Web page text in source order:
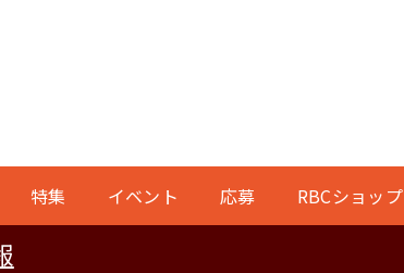
特集 イベント 応募 RBCショップ